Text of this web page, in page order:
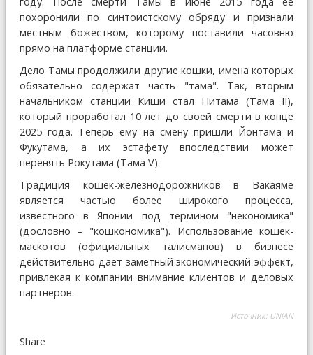
похоронили по синтоистскому обряду и признали
местным божеством, которому поставили часовню
прямо на платформе станции.
Дело Тамы продолжили другие кошки, имена которых
обязательно содержат часть "тама". Так, вторым
начальником станции Киши стал Нитама (Тама II),
который проработал 10 лет до своей смерти в конце
2025 года. Теперь ему на смену пришли Йонтама и
Фукутама, а их эстафету впоследствии может
перенять Рокутама (Тама V).
Традиция кошек-железнодорожников в Вакаяме
является частью более широкого процесса,
известного в Японии под термином "некономика"
(дословно – "кошкономика"). Использование кошек-
маскотов (официальных талисманов) в бизнесе
действительно дает заметный экономический эффект,
привлекая к компании внимание клиентов и деловых
партнеров.
Источник: UNIAN
Share